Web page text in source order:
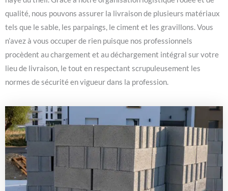
qualité, nous pouvons assurer la livraison de plusieurs matériaux
tels que le sable, les parpaings, le ciment et les gravillons. Vous
n’avez à vous occuper de rien puisque nos professionnels
procèdent au chargement et au déchargement intégral sur votre
lieu de livraison, le tout en respectant scrupuleusement les
normes de sécurité en vigueur dans la profession.